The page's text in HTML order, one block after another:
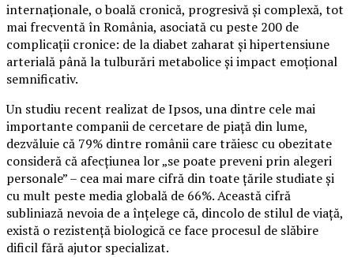
internaționale, o boală cronică, progresivă și complexă, tot
mai frecventă în România, asociată cu peste 200 de
complicații cronice: de la diabet zaharat și hipertensiune
arterială până la tulburări metabolice și impact emoțional
semnificativ.
Un studiu recent realizat de Ipsos, una dintre cele mai
importante companii de cercetare de piață din lume,
dezvăluie că 79% dintre românii care trăiesc cu obezitate
consideră că afecțiunea lor „se poate preveni prin alegeri
personale” – cea mai mare cifră din toate țările studiate și
cu mult peste media globală de 66%. Această cifră
subliniază nevoia de a înțelege că, dincolo de stilul de viață,
există o rezistență biologică ce face procesul de slăbire
dificil fără ajutor specializat.